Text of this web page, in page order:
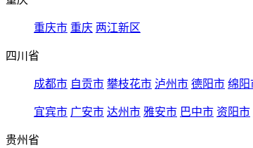
重庆市 重庆 两江新区
四川省
成都市 自贡市 攀枝花市 泸州市 德阳市 绵阳
宜宾市 广安市 达州市 雅安市 巴中市 资阳市
贵州省